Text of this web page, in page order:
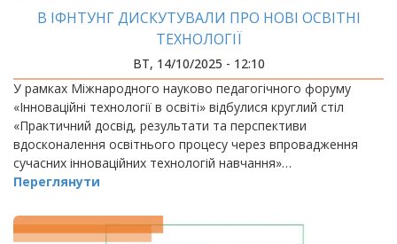
В ІФНТУНГ ДИСКУТУВАЛИ ПРО НОВІ ОСВІТНІ
ТЕХНОЛОГІЇ
ВТ, 14/10/2025 - 12:10
У рамках Міжнародного науково педагогічного форуму
«Інноваційні технології в освіті» відбулися круглий стіл
«Практичний досвід, результати та перспективи
вдосконалення освітнього процесу через впровадження
сучасних інноваційних технологій навчання»…
Переглянути